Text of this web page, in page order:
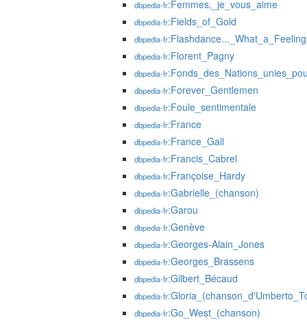
dbpedia-fr:Femmes,_je_vous_aime
dbpedia-fr:Fields_of_Gold
dbpedia-fr:Flashdance..._What_a_Feeling
dbpedia-fr:Florent_Pagny
dbpedia-fr
dbpedia-fr:Forever_Gentlemen
dbpedia-fr:Foule_sentimentale
dbpedia-fr:France
dbpedia-fr:France_Gall
dbpedia-fr:Francis_Cabrel
dbpedia-fr:Françoise_Hardy
dbpedia-fr:Gabrielle_(chanson)
dbpedia-fr:Garou
dbpedia-fr:Genève
dbpedia-fr:Georges-Alain_Jones
dbpedia-fr:Georges_Brassens
dbpedia-fr:Gilbert_Bécaud
dbpedia-fr
dbpedia-fr:Go_West_(chanson)